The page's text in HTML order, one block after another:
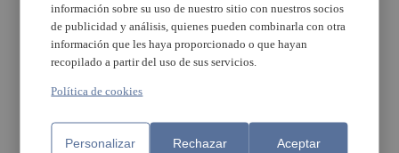
Simbiosis Industrial de
Paterna, premiado por
la FEMP por sus
buenas prácticas en
Economía Circular
información sobre su uso de nuestro sitio con nuestros socios
de publicidad y análisis, quienes pueden combinarla con otra
información que les haya proporcionado o que hayan
recopilado a partir del uso de sus servicios.
Política de cookies
Personalizar Rechazar Aceptar